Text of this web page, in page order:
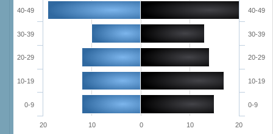
0-9
10-19
20-29
30-39
40-49
0-9
10-19
20-29
30-39
40-49
20 10 0 10 20